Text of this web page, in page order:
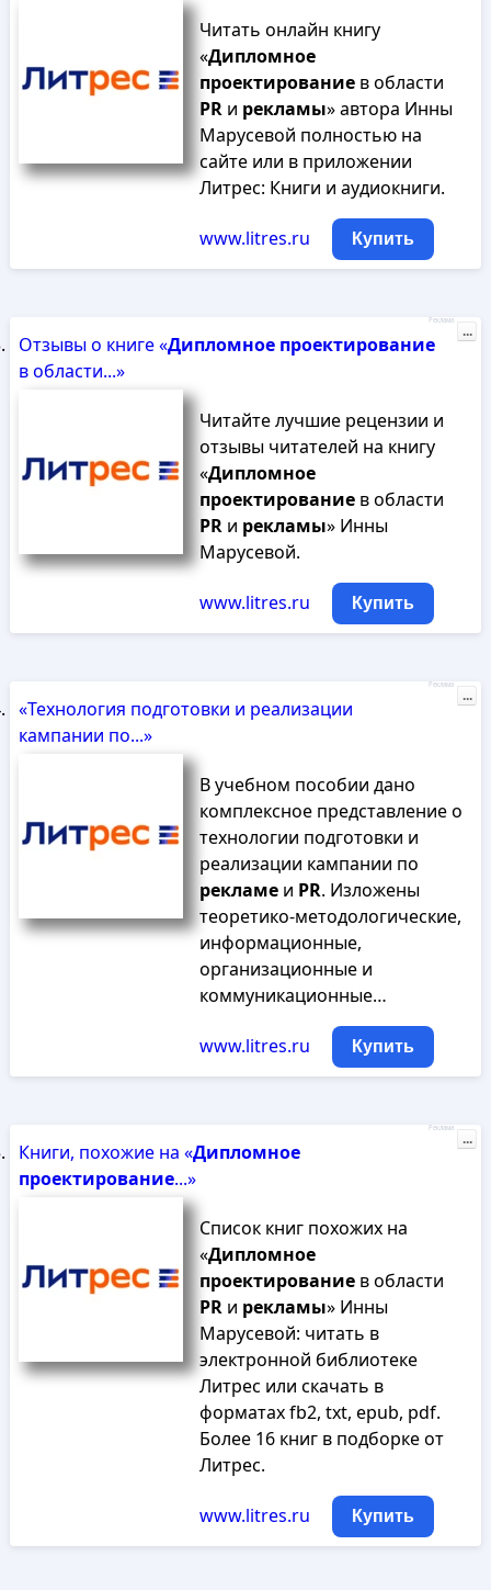
Читать онлайн книгу
«Дипломное
проектированиев области
PRи рекламы» автора Инны
Марусевой полностью на
сайте или в приложении
Литрес: Книги и аудиокниги.
www.litres.ru Купить
Отзывы о книге «Дипломное проектирование
в области...»
Читайте лучшие рецензии и
отзывы читателей на книгу
«Дипломное
проектированиев области
PRи рекламы» Инны
Марусевой.
www.litres.ru Купить
Реклама
...
«Технология подготовки и реализации
кампании по...»
В учебном пособии дано
комплексное представление о
технологии подготовки и
реализации кампании по
рекламеи PR. Изложены
теоретико-методологические,
информационные,
организационные и
коммуникационные…
www.litres.ru Купить
Реклама
...
Книги, похожие на «Дипломное
проектирование...»
Список книг похожих на
«Дипломное
проектированиев области
PRи рекламы» Инны
Марусевой: читать в
электронной библиотеке
Литрес или скачать в
форматах fb2, txt, epub, pdf.
Более 16 книг в подборке от
Литрес.
www.litres.ru Купить
Реклама
...